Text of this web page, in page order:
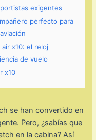
exigentes
perfecto para
x10: el reloj
de vuelo
x10
se han convertido en
Pero, ¿sabías que
en la cabina? Así